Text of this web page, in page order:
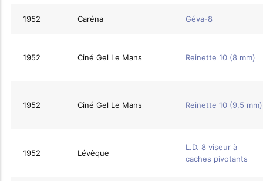
1952 Caréna Géva-8
1952 Ciné Gel Le Mans Reinette 10 (8 mm)
1952 Ciné Gel Le Mans Reinette 10 (9,5 mm)
1952 Lévêque
L.D. 8 viseur à
caches pivotants